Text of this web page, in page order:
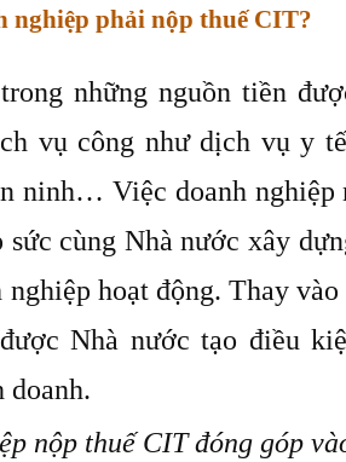
nghiệp phải nộp thuế CIT?
những nguồn tiền
vụ công nhưdịch vụ y tế
ninh… Việc doanh
sức cùng Nhà nước xây
nghiệp hoạt động. Thay
Nhà nước tạo điều
doanh.
nộp thuế CIT đóng góp